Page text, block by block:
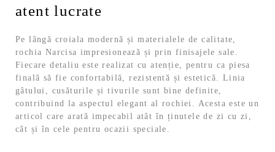
atent lucrate
Pe lângă croiala modernă și materialele de calitate,
rochia Narcisa impresionează și prin finisajele sale.
Fiecare detaliu este realizat cu atenție, pentru ca piesa
finală să fie confortabilă, rezistentă și estetică. Linia
gâtului, cusăturile și tivurile sunt bine definite,
contribuind la aspectul elegant al rochiei. Acesta este un
articol care arată impecabil atât în ținutele de zi cu zi,
cât și în cele pentru ocazii speciale.